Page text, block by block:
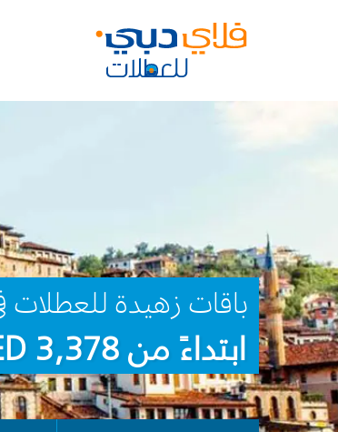
باقات زهيدة للعطلات
ابتداءً من 3,378 AED